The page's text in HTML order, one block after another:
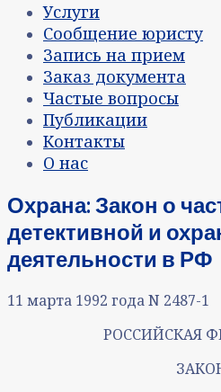
Услуги
Сообщение юристу
Запись на прием
Заказ документа
Частые вопросы
Публикации
Контакты
О нас
Охрана: Закон о
детективной и
деятельности в РФ
11 марта 1992 года N 2487-1
РОССИЙСКАЯ